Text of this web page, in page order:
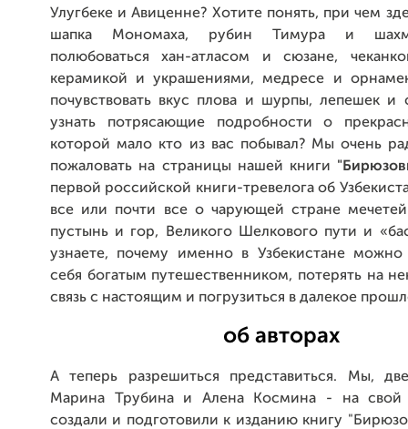
Улугбеке и Авиценне? Хотите понять, при чем
шапка Мономаха, рубин Тимура и
полюбоваться хан-атласом и сюзане,
керамикой и украшениями, медресе и
почувствовать вкус плова и шурпы, лепешек и
узнать потрясающие подробности о
которой мало кто из вас побывал? Мы очень
пожаловать на страницы нашей книги
первой российской книги-тревелога об
все или почти все о чарующей стране
пустынь и гор, Великого Шелкового пути и
узнаете, почему именно в Узбекистане можно
себя богатым путешественником, потерять на
связь с настоящим и погрузиться в далекое
об авторах
А теперь разрешиться представиться. Мы,
Марина Трубина и Алена Космина - на свой
создали и подготовили к изданию книгу